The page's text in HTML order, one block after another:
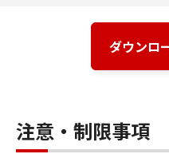
第1条（定義）
（以下、本ソフト
とは、本媒体ま
ダウンロ
注意・制限事項